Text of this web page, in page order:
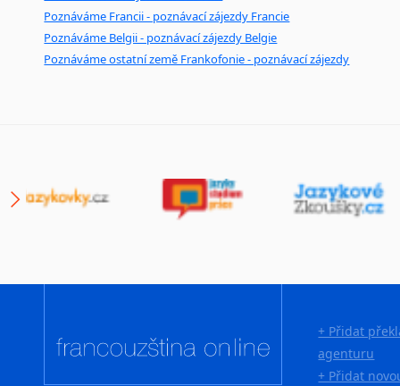
Poznáváme Francii - poznávací zájezdy Francie
Poznáváme Belgii - poznávací zájezdy Belgie
Poznáváme ostatní země Frankofonie - poznávací zájezdy
+ Přidat
agenturu
+ Přidat